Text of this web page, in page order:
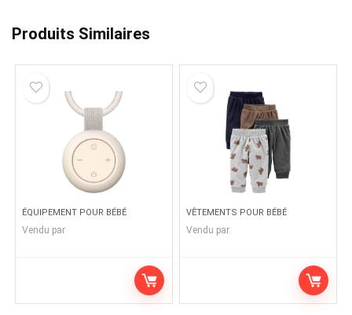
Produits Similaires
ÉQUIPEMENT POUR BÉBÉ
Vendu par
VÊTEMENTS POUR BÉBÉ
Vendu par